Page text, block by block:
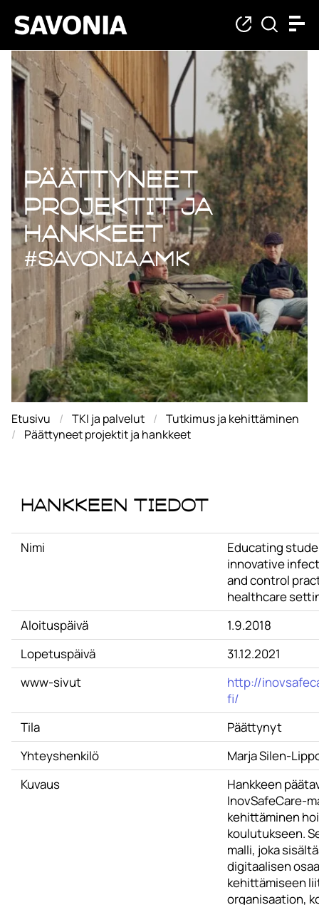
Päättyneet
Päättyneet
projektit ja
hankkeet
#savoniaAMK
Etusivu TKI ja palvelut
Tutkimus ja kehittäminen
Päättyneet projektit ja hankkeet
Hankkeen tiedot
Nimi
Educating
innovative
and control
healthcare
Aloituspäivä
1.9.2018
Lopetuspäivä
31.12.2021
www-sivut
http://
fi/
Tila
Päättynyt
Yhteyshenkilö
Marja Silen-
Kuvaus
Hankkeen
InovSafeCare-
kehittäminen
koulutukseen.
malli, joka
digitaalisen
kehittämiseen
organisaation,